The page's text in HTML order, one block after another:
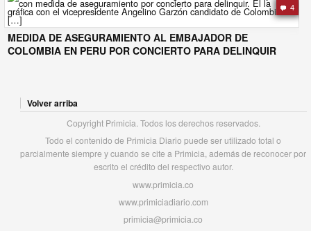
4
MEDIDA DE ASEGURAMIENTO AL EMBAJADOR DE
COLOMBIA EN PERU POR CONCIERTO PARA DELINQUIR
Volver arriba
Copyright Primicia. Todos los derechos reservados.
Todo el contenido de Primicia Diario puede ser utilizado total o
parcialmente siempre y cuando se cite a Primicia, además de reconocer por
escrito el crédito del respectivo autor.
www.primicia.co
www.primiciadiario.com
primicia@primicia.co